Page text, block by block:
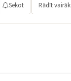
Sekot Rādīt vairāk